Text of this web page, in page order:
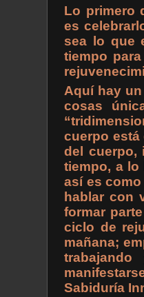
Lo primero
es
sea lo que
tiempo
Aquí hay
cosas
cuerpo está
del cuerpo,
tiempo, a lo
así es
hablar con
formar
ciclo de
mañana;
Sabiduría